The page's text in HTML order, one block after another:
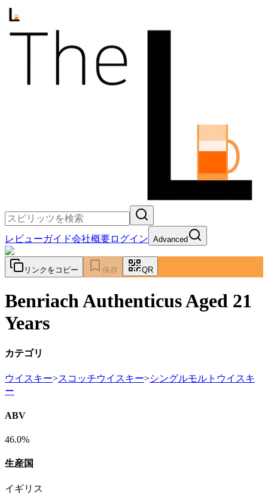
レビューガイド会社概要ログイン Advanced
リンクをコピー 保存 QR
Benriach Authenticus Aged 21
Years
カテゴリ
ウイスキー>スコッチウイスキー>シングルモルトウイスキ
ー
ABV
46.0%
生産国
イギリス